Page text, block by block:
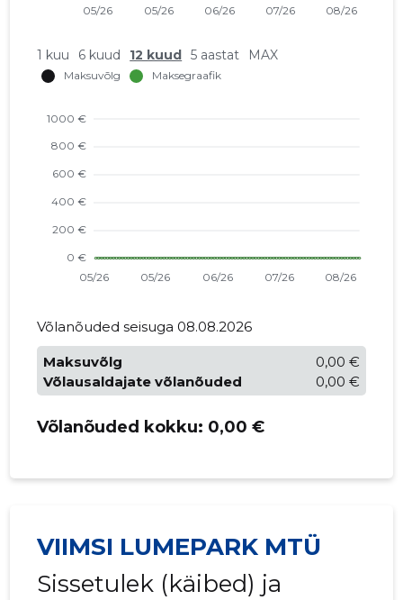
1 kuu 6 kuud 12 kuud 5 aastat MAX
Võlanõuded seisuga 08.08.2026
Maksuvõlg
0,00 €
Võlausaldajate võlanõuded
0,00 €
Võlanõuded kokku: 0,00 €
VIIMSI LUMEPARK MTÜ
Sissetulek (käibed) ja